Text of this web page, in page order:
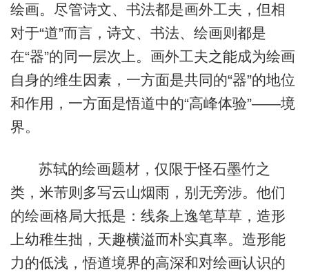
绘画。尽管诗文、书法都是画外工夫，但相
对于“道”而言，诗文、书法、绘画则都是
在“器”的同一层次上。画外工夫之能成为绘画
自身的维生因素，一方面是共同的“器”的地位
和作用，一方面是悟道中的“高峰体验”——境
界。
苏轼的绘画题材，仅限于怪石墨竹之
类，米芾则多写云山烟雨，别无旁涉。他们
的绘画格局大抵是：线条上逸笔草草，造形
上幼稚生拙，天趣横溢而朴实真率。造形能
力的低浅，悟道境界的高深和对绘画认识的